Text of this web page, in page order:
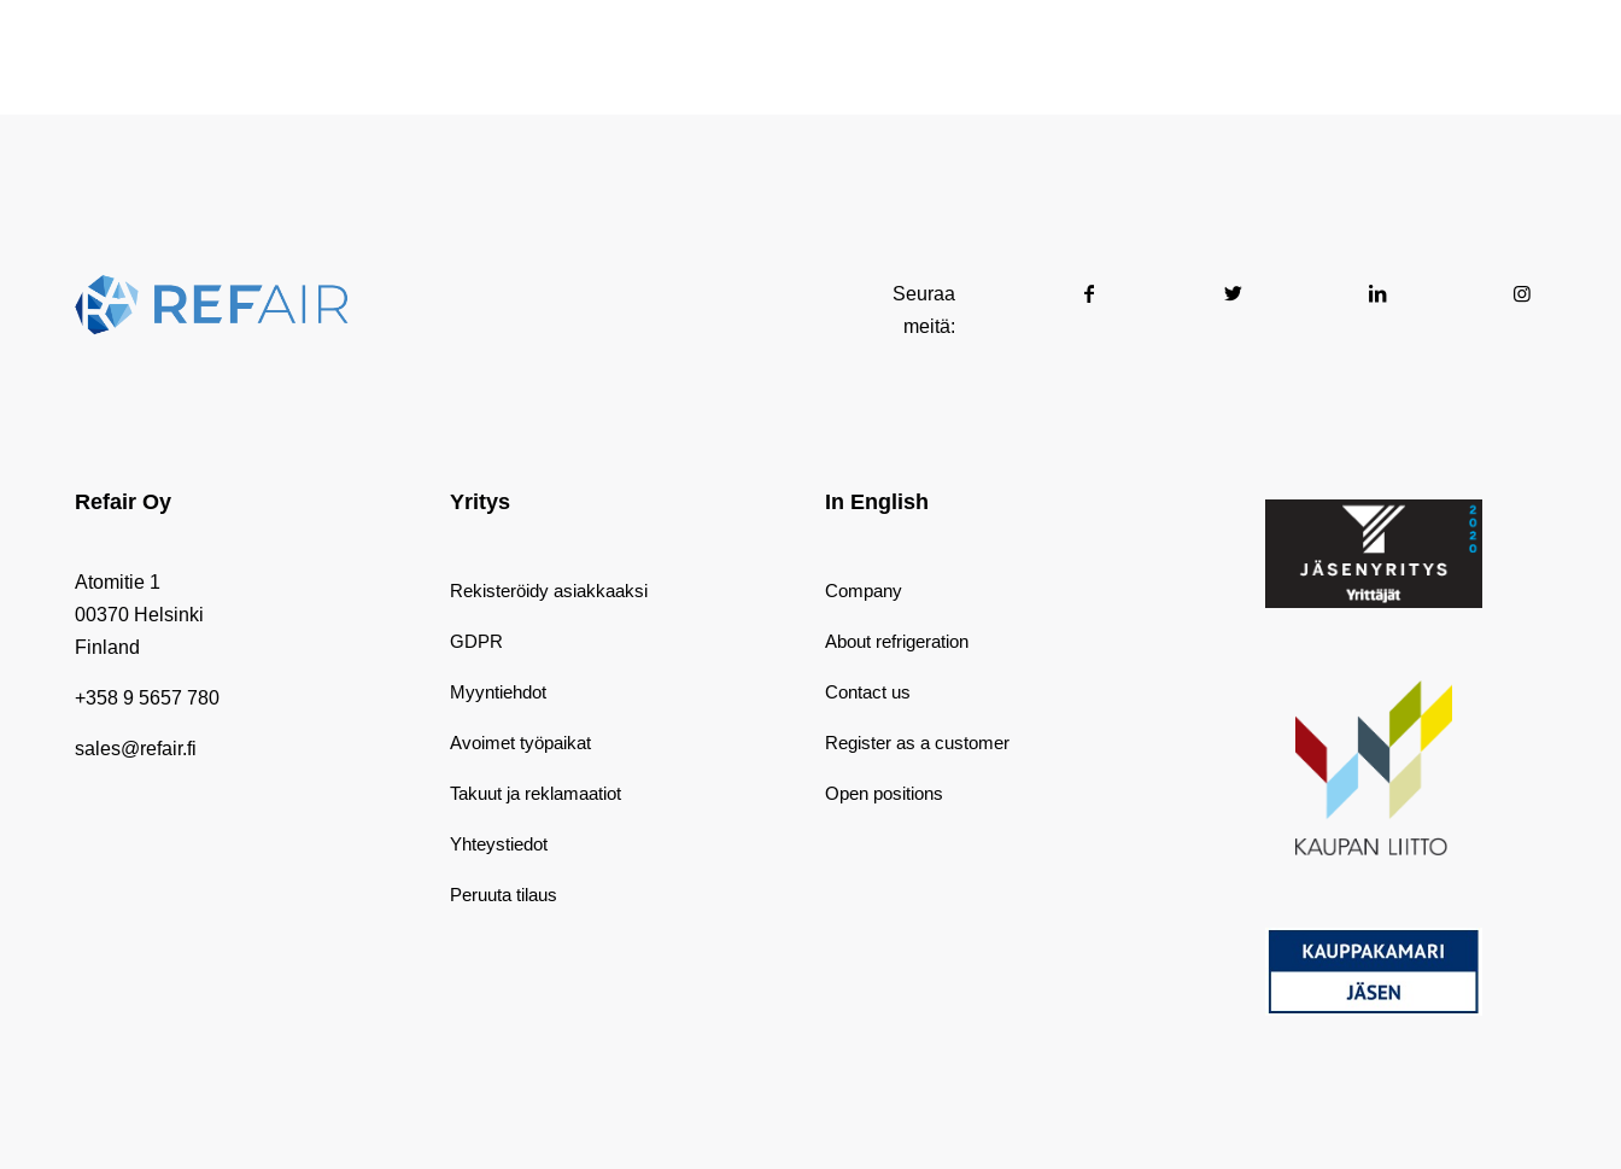
Seuraa
meitä:
Refair Oy
Atomitie 1
00370 Helsinki
Finland
+358 9 5657 780
sales@refair.fi
Yritys
Rekisteröidy asiakkaaksi
GDPR
Myyntiehdot
Avoimet työpaikat
Takuut ja reklamaatiot
Yhteystiedot
Peruuta tilaus
In English
Company
About refrigeration
Contact us
Register as a customer
Open positions